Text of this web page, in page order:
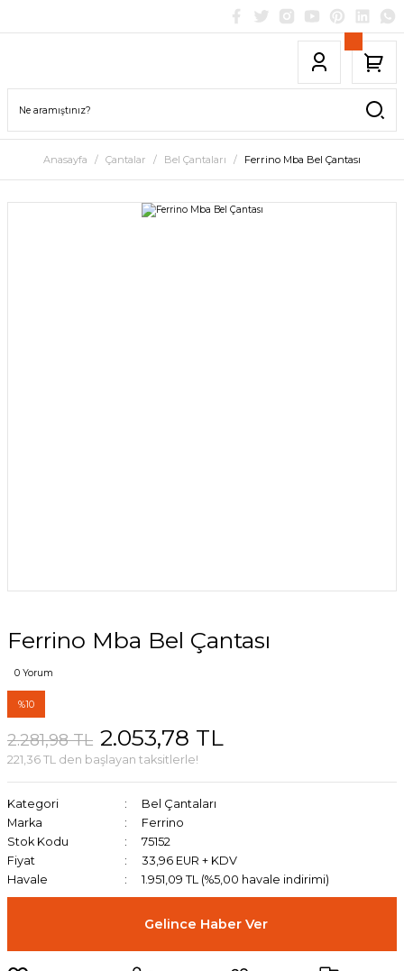
Anasayfa Çantalar Bel Çantaları Ferrino Mba Bel Çantası
Ferrino Mba Bel Çantası
0 Yorum
%10
2.281,98 TL 2.053,78 TL
221,36 TL den başlayan taksitlerle!
Kategori
Bel Çantaları
Marka
Ferrino
Stok Kodu
75152
Fiyat
33,96 EUR + KDV
Havale
1.951,09 TL (%5,00 havale indirimi)
Gelince Haber Ver